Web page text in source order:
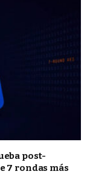
post-
7 rondas más